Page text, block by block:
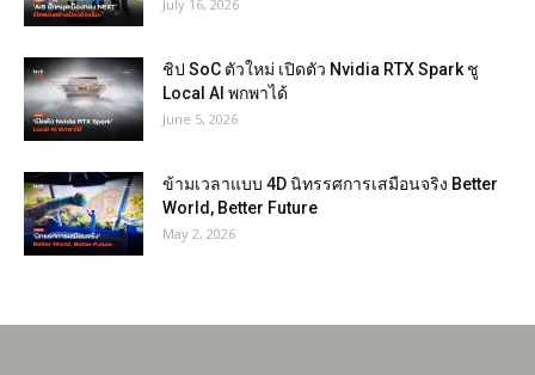
July 16, 2026
ชิป SoC ตัวใหม่ เปิดตัว Nvidia RTX Spark ชู
Local AI พกพาได้
June 5, 2026
ข้ามเวลาแบบ 4D นิทรรศการเสมือนจริง Better
World, Better Future
May 2, 2026